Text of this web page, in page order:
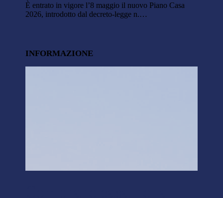
È entrato in vigore l’8 maggio il nuovo Piano Casa
2026, introdotto dal decreto-legge n.…
INFORMAZIONE